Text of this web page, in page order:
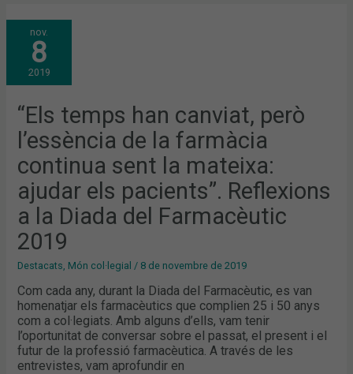
nov.
8
2019
“Els temps han canviat, però
l’essència de la farmàcia
continua sent la mateixa:
ajudar els pacients”. Reflexions
a la Diada del Farmacèutic
2019
Destacats Món col·legial / 8 de novembre de 2019
Com cada any, durant la Diada del Farmacèutic, es van
homenatjar els farmacèutics que complien 25 i 50 anys
com a col·legiats. Amb alguns d’ells, vam tenir
l’oportunitat de conversar sobre el passat, el present i el
futur de la professió farmacèutica. A través de les
entrevistes, vam aprofundir en
“ELS
TEMPS
HAN
CANVIAT,
PERÒ
L’ESSÈNCIA
DE
FARMÀCIA
CONTINUA
SENT
LA
MATEIXA:
AJUDAR
ELS
PACIENTS”.
REFLEXIONS
A
LA
DIADA
FARMACÈUTIC
2019